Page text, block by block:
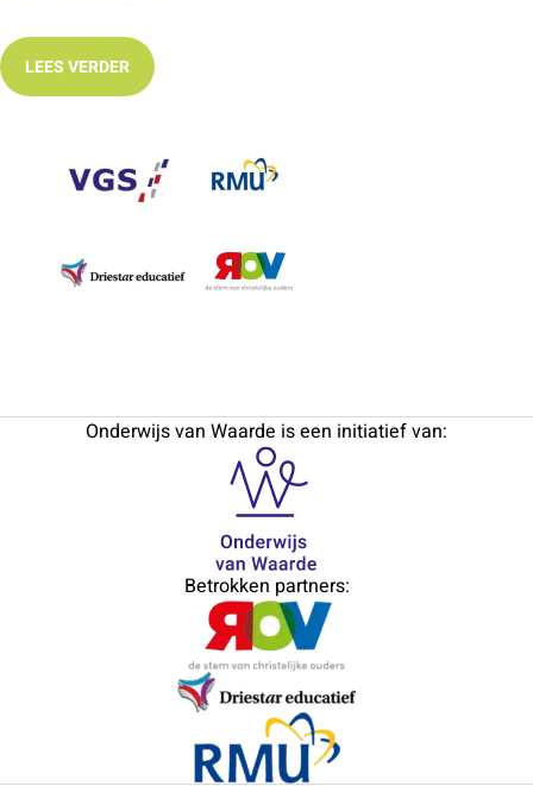
LEES VERDER
Onderwijs van Waarde is een initiatief van:
Betrokken partners: